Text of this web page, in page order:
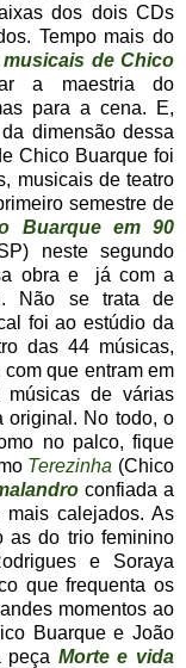
dos dois CDs
Tempo mais do
de Chico
a maestria do
para a cena. E,
dimensão dessa
Chico Buarque foi
musicais de teatro
semestre de
Buarque em 90
neste segundo
obra e já com a
Não se trata de
foi ao estúdio da
das 44 músicas,
que entram em
músicas de várias
original. No todo, o
no palco, fique
Terezinha (Chico
confiada a
calejados. As
as do trio feminino
e Soraya
que frequenta os
momentos ao
Buarque e João
peça Morte e vida